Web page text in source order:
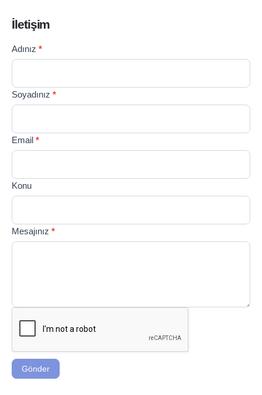
İletişim
Contact
Us
Adınız *
Soyadınız *
Email *
Konu
Mesajınız *
Gönder
If you
are
leave
this
blank.